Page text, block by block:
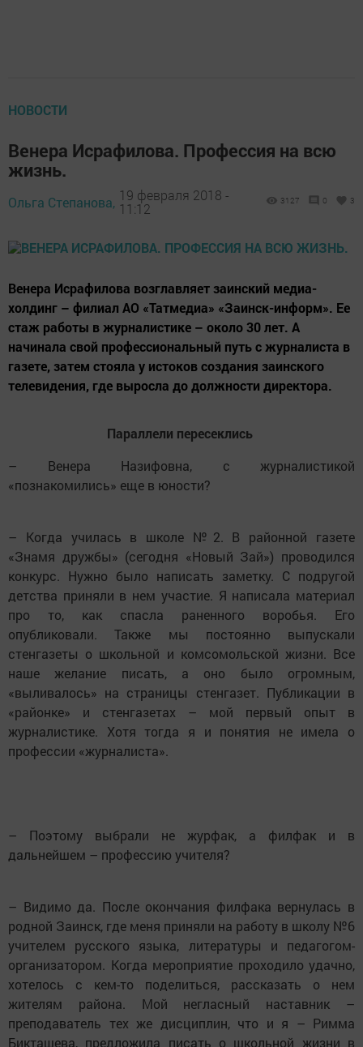
НОВОСТИ
Венера Исрафилова. Профессия на всю
жизнь.
Ольга Степанова, 19 февраля 2018 -
11:12
3127 0 3
Венера Исрафилова возглавляет заинский медиа-
холдинг – филиал АО «Татмедиа» «Заинск-информ». Ее
стаж работы в журналистике – около 30 лет. А
начинала свой профессиональный путь с журналиста в
газете, затем стояла у истоков создания заинского
телевидения, где выросла до должности директора.
Параллели пересеклись
– Венера Назифовна, с журналистикой
«познакомились» еще в юности?
– Когда училась в школе №2. В районной газете
«Знамя дружбы» (сегодня «Новый Зай») проводился
конкурс. Нужно было написать заметку. С подругой
детства приняли в нем участие. Я написала материал
про то, как спасла раненного воробья. Его
опубликовали. Также мы постоянно выпускали
стенгазеты о школьной и комсомольской жизни. Все
наше желание писать, а оно было огромным,
«выливалось» на страницы стенгазет. Публикации в
«районке» и стенгазетах – мой первый опыт в
журналистике. Хотя тогда я и понятия не имела о
профессии «журналиста».
– Поэтому выбрали не журфак, а филфак и в
дальнейшем – профессию учителя?
– Видимо да. После окончания филфака вернулась в
родной Заинск, где меня приняли на работу в школу №6
учителем русского языка, литературы и педагогом-
организатором. Когда мероприятие проходило удачно,
хотелось с кем-то поделиться, рассказать о нем
жителям района. Мой негласный наставник –
преподаватель тех же дисциплин, что и я – Римма
Бикташева, предложила писать о школьной жизни в